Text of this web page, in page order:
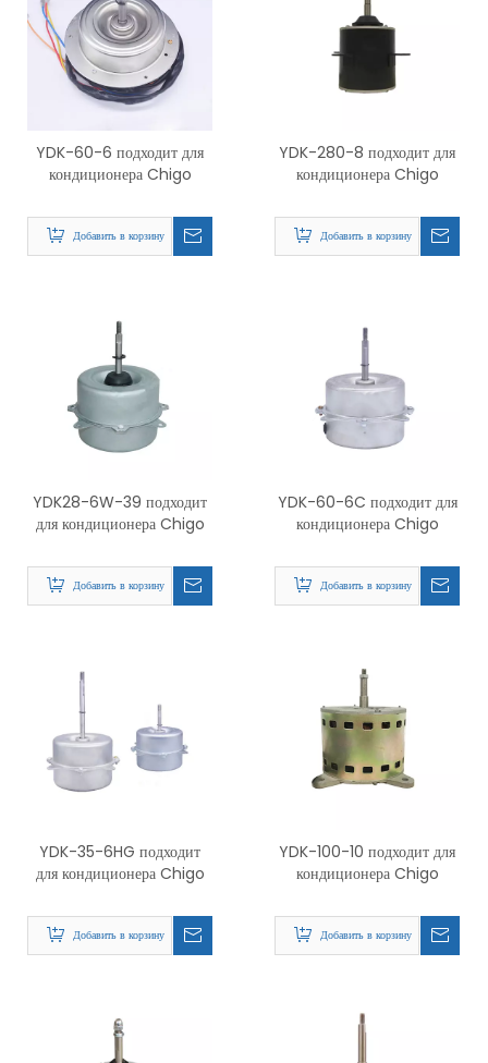
YDK-60-6 подходит для
кондиционера Chigo
Добавить в корзину
YDK-280-8 подходит для
кондиционера Chigo
Добавить в корзину
YDK28-6W-39 подходит
для кондиционера Chigo
Добавить в корзину
YDK-60-6C подходит для
кондиционера Chigo
Добавить в корзину
YDK-35-6HG подходит
для кондиционера Chigo
Добавить в корзину
YDK-100-10 подходит для
кондиционера Chigo
Добавить в корзину